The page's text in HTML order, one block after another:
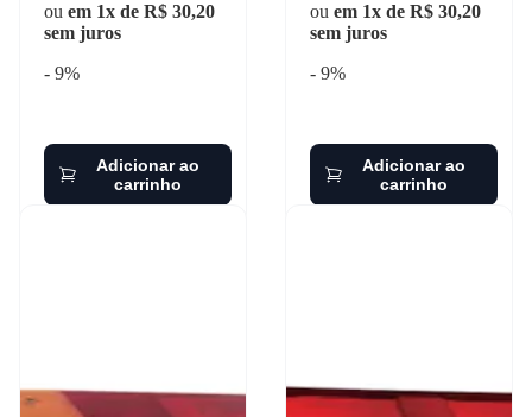
ou em 1x de R$ 30,20
sem juros
- 9%
Adicionar ao
carrinho
ou em 1x de R$ 30,20
sem juros
- 9%
Adicionar ao
carrinho